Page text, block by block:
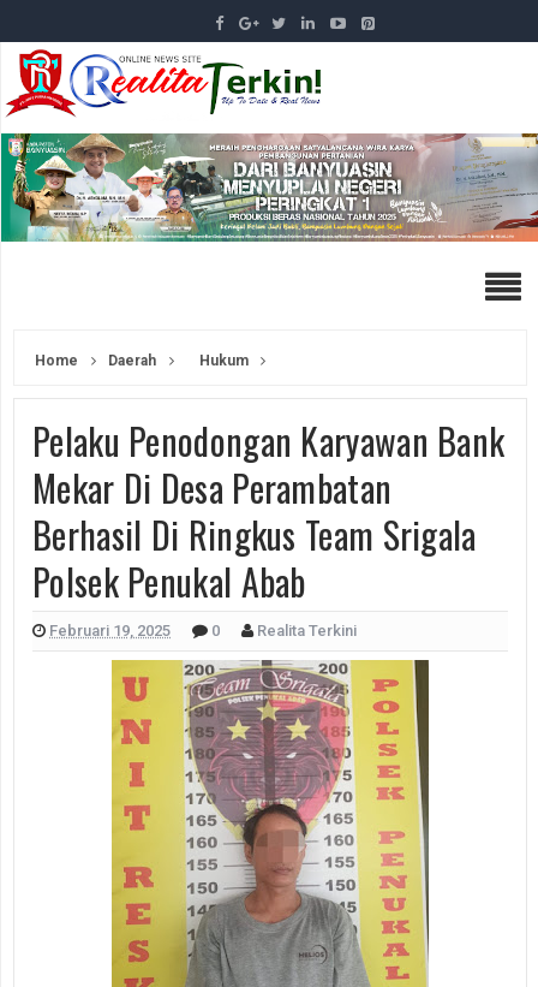
Home Daerah Hukum
Pelaku Penodongan Karyawan Bank
Mekar Di Desa Perambatan
Berhasil Di Ringkus Team Srigala
Polsek Penukal Abab
Februari 19, 2025 0 Realita Terkini